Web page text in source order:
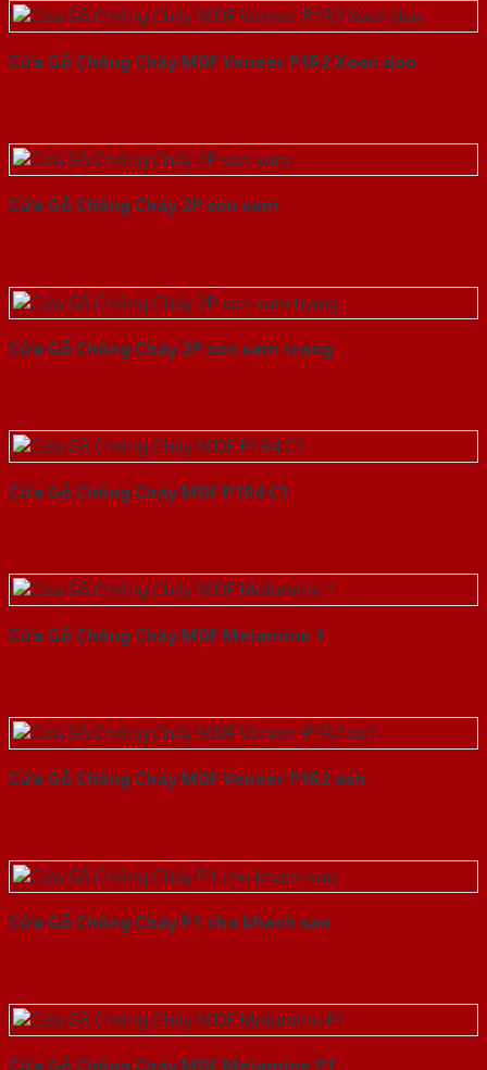
Cửa Gỗ Chống Cháy MDF Veneer P1R2 Xoan dao
Cửa Gỗ Chống Cháy 2P son xam
Cửa Gỗ Chống Cháy 2P son xam trang
Cửa Gỗ Chống Cháy MDF P1R4 C1
Cửa Gỗ Chống Cháy MDF Melamine 1
Cửa Gỗ Chống Cháy MDF Veneer P1R2 ash
Cửa Gỗ Chống Cháy P1 cho khach san